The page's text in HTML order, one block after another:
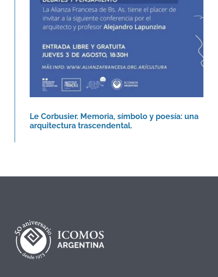
Agenda
Le Corbusier. Memoria, símbolo y poesía: una
arquitectura trascendental.